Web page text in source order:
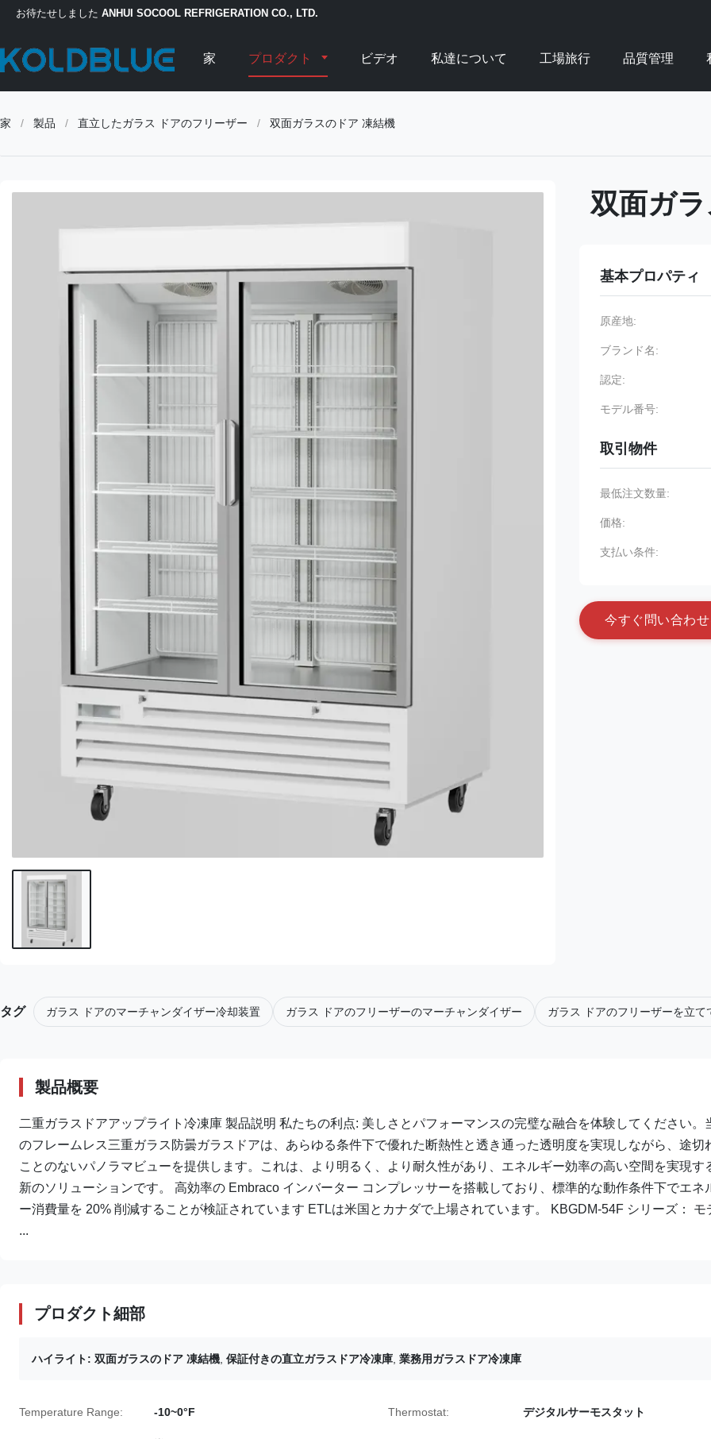
お待たせしました ANHUI SOCOOL REFRIGERATION CO., LTD.
家 プロダクト ビデオ 私達について 工場旅行 品質管理
家 / 製品 / 直立したガラス ドアのフリーザー / 双面ガラスのドア 凍結機
双面ガ
基本プロパティ
原産地:
ブランド名:
認定:
モデル番号:
取引物件
最低注文数量:
価格:
支払い条件:
今す ぐ 問い合わせ
タグ ガラス ドアのマーチャンダイザー冷却装置 ガラス ドアのフリーザーのマーチャンダイザー ガラス ドアのフリーザーを立て
製品概要
二重ガラスドアアップライト冷凍庫 製品説明 私たちの利点: 美しさとパフォーマンスの完璧な融合を体験してください。
のフレームレス三重ガラス防曇ガラスドアは、あらゆる条件下で優れた断熱性と透き通った透明度を実現しながら、途切
ことのないパノラマビューを提供します。これは、より明るく、より耐久性があり、エネルギー効率の高い空間を実現す
新のソリューションです。 高効率の Embraco インバーター コンプレッサーを搭載しており、標準的な動作条件下でエネ
ー消費量を 20% 削減することが検証されています ETLは米国とカナダで上場されています。 KBGDM-54F シリーズ： モ
...
プロダクト細部
ハイライト: 双面ガラスのドア 凍結機 保証付きの直立ガラスドア冷凍庫 業務用ガラスドア冷凍庫
Temperature Range: -10~0°F Thermostat: デジタルサーモスタット